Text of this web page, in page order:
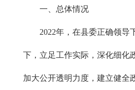
一、总体情况
2022年，在县委正确领导
下，立足工作实际，深化细化
加大公开透明力度，建立健全